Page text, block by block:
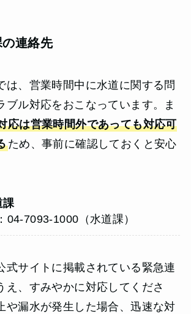
連絡先
は、営業時間中に水道に関する問
ブル対応をおこなっています。ま
応は営業時間外であっても対応可
ため、事前に確認しておくと安心
課
04-7093-1000（水道課）
式サイトに掲載されている緊急連
え、すみやかに対応してくださ
や漏水が発生した場合、迅速な対